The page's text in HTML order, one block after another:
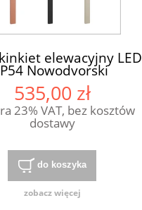
elewacyjny LED
Nowodvorski
535,00 zł
23% VAT, bez kosztów
dostawy
do koszyka
zobacz więcej